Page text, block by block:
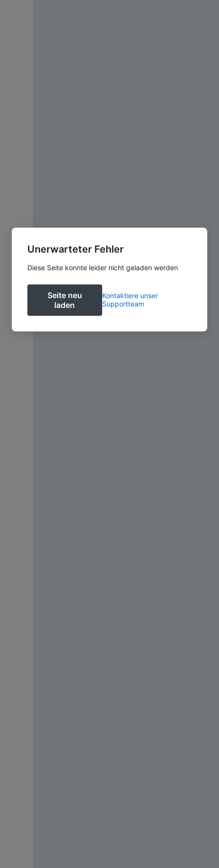
Unerwarteter Fehler
Diese Seite konnte leider nicht geladen werden
Seite neu
laden
Kontaktiere unser
Supportteam